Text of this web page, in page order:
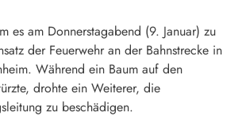
es am Donnerstagabend (9. Januar) zu
der Feuerwehr an der Bahnstrecke in
Während ein Baum auf den
drohte ein Weiterer, die
zu beschädigen.